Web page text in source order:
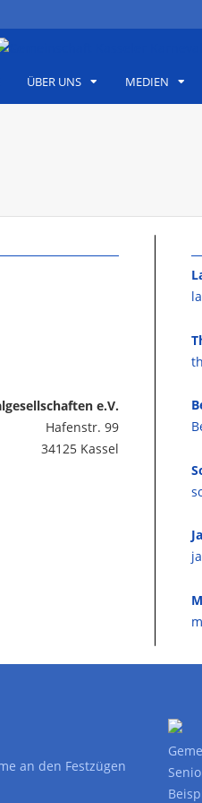
ÜBER UNS MEDIEN
e.V.
Hafenstr. 99
34125 Kassel
an den Festzügen